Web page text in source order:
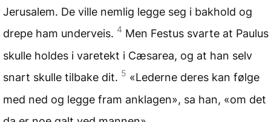
Jerusalem. De ville nemlig legge seg i bakhold og
drepe ham underveis. 4 Men Festus svarte at Paulus
skulle holdes i varetekt i Cæsarea, og at han selv
snart skulle tilbake dit. 5 «Lederne deres kan følge
med ned og legge fram anklagen», sa han, «om det